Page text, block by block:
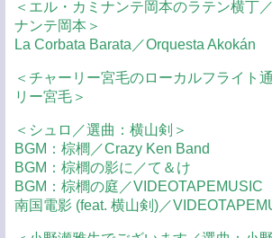
＜エル・カミナンテ岡本のラテン横丁
ナンテ岡本＞
La Corbata Barata／Orquesta Akokán
＜チャーリー宮毛のローカルフライト
リー宮毛＞
＜シュロ／選曲：横山剣＞
BGM：棕櫚／Crazy Ken Band
BGM：棕櫚の影に／て＆け
BGM：棕櫚の庭／VIDEOTAPEMUSIC
南国電影 (feat. 横山剣)／